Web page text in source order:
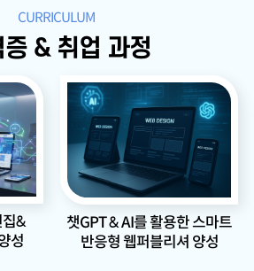
CURRICULUM
증 & 취업 과정
집&
성
챗GPT & AI를 활용한 스마트
반응형 웹퍼블리셔 양성